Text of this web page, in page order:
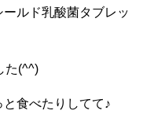
ルド乳酸菌タブレッ
た(^^)
食べたりしてて♪